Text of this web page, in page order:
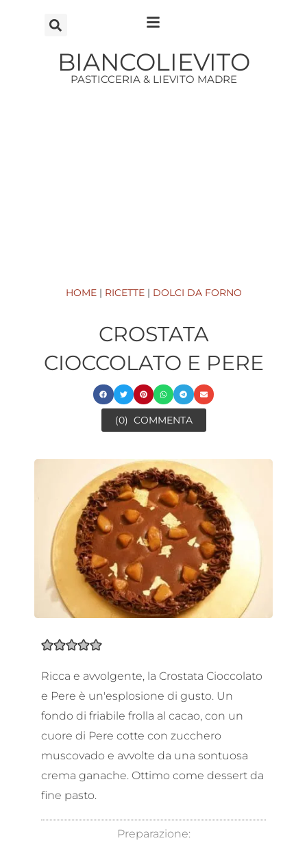
BIANCOLIEVITO
PASTICCERIA & LIEVITO MADRE
HOME| RICETTE| DOLCI DA FORNO
CROSTATA
CIOCCOLATO E PERE
(0) COMMENTA
Ricca e avvolgente, la Crostata Cioccolato
e Pere è un'esplosione di gusto. Un
fondo di friabile frolla al cacao, con un
cuore di Pere cotte con zucchero
muscovado e avvolte da una sontuosa
crema ganache. Ottimo come dessert da
fine pasto.
Preparazione: